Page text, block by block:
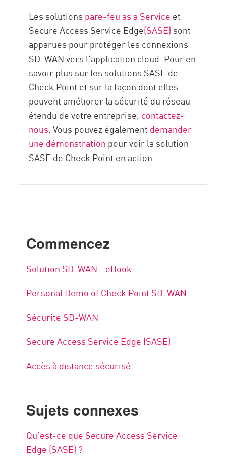
Les solutions pare-feu as a Service et
Secure Access Service Edge(SASE) sont
apparues pour protéger les connexions
SD-WAN vers l'application cloud. Pour en
savoir plus sur les solutions SASE de
Check Point et sur la façon dont elles
peuvent améliorer la sécurité du réseau
étendu de votre entreprise, contactez-
nous. Vous pouvez également demander
une démonstration pour voir la solution
SASE de Check Point en action.
Commencez
Solution SD-WAN - eBook
Personal Demo of Check Point SD-WAN
Sécurité SD-WAN
Secure Access Service Edge (SASE)
Accès à distance sécurisé
Sujets connexes
Qu’est-ce que Secure Access Service
Edge (SASE) ?